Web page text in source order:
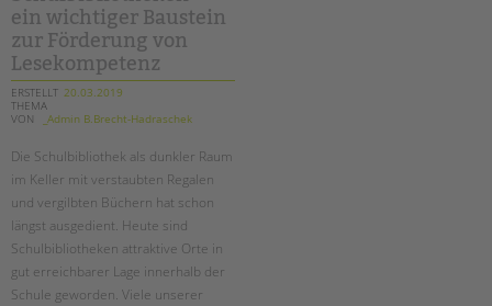
Kollegs
EFöB
Schulbezogene Sozialarbeit
Tagesgruppen
HILFEN ZUR ERZIEHUNG
EINGLIEDERUNGSHILFE
BETREUTES WOHNEN
TANDEM BTL AKADEMIE
Suchen
ein wichtiger Baustein
zur Förderung von
Lesekompetenz
ERSTELLT 20.03.2019
THEMA
VON
_Admin B.Brecht-Hadraschek
Die Schulbibliothek als dunkler Raum
im Keller mit verstaubten Regalen
und vergilbten Büchern hat schon
längst ausgedient. Heute sind
Schulbibliotheken attraktive Orte in
gut erreichbarer Lage innerhalb der
Schule geworden. Viele unserer